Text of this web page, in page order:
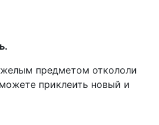
предметом откололи
приклеить новый и